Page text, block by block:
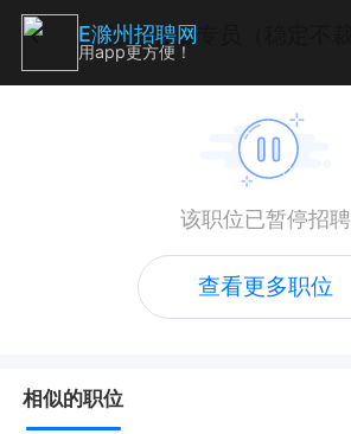
该职位已暂停招聘
查看更多职位
相似的职位
E滁州招聘网
用app更方便！